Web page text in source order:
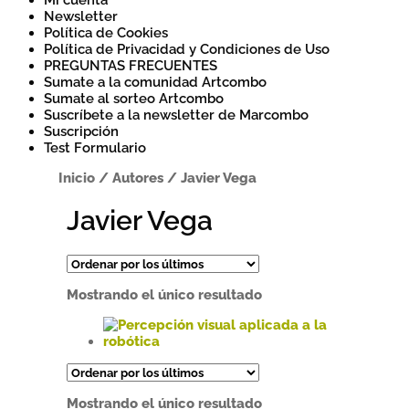
Newsletter
Política de Cookies
Política de Privacidad y Condiciones de Uso
PREGUNTAS FRECUENTES
Sumate a la comunidad Artcombo
Sumate al sorteo Artcombo
Suscríbete a la newsletter de Marcombo
Suscripción
Test Formulario
Inicio /Autores /Javier Vega
Javier Vega
Mostrando el único resultado
producto
Mostrando el único resultado